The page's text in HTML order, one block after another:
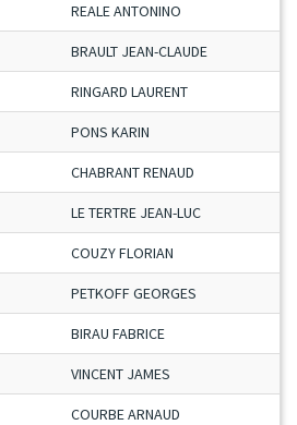
REALE ANTONINO
BRAULT JEAN-CLAUDE
RINGARD LAURENT
PONS KARIN
CHABRANT RENAUD
LE TERTRE JEAN-LUC
COUZY FLORIAN
PETKOFF GEORGES
BIRAU FABRICE
VINCENT JAMES
COURBE ARNAUD